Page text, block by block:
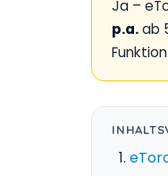
Ja –
p.a.ab